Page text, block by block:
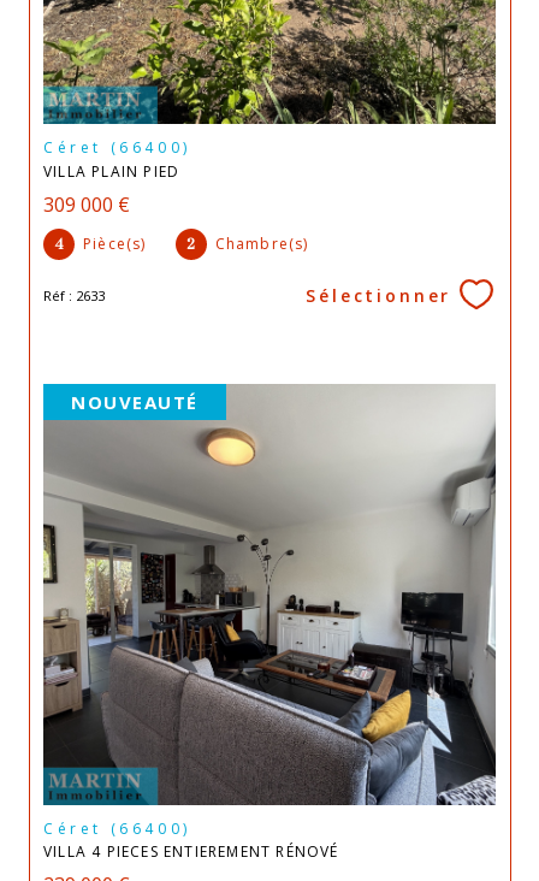
Céret (66400)
VILLA PLAIN PIED
309 000 €
4 Pièce(s) 2 Chambre(s)
Réf : 2633 Sélectionner
NOUVEAUTÉ
Céret (66400)
VILLA 4 PIECES ENTIEREMENT RÉNOVÉ